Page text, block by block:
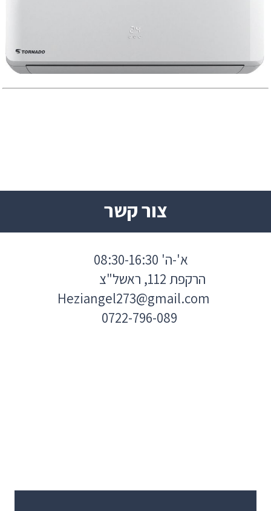
0722-796-089
Heziangel273@gmail.com
הרקפת 112, ראשל"צ
א'-ה' 08:30-16:30
צור קשר